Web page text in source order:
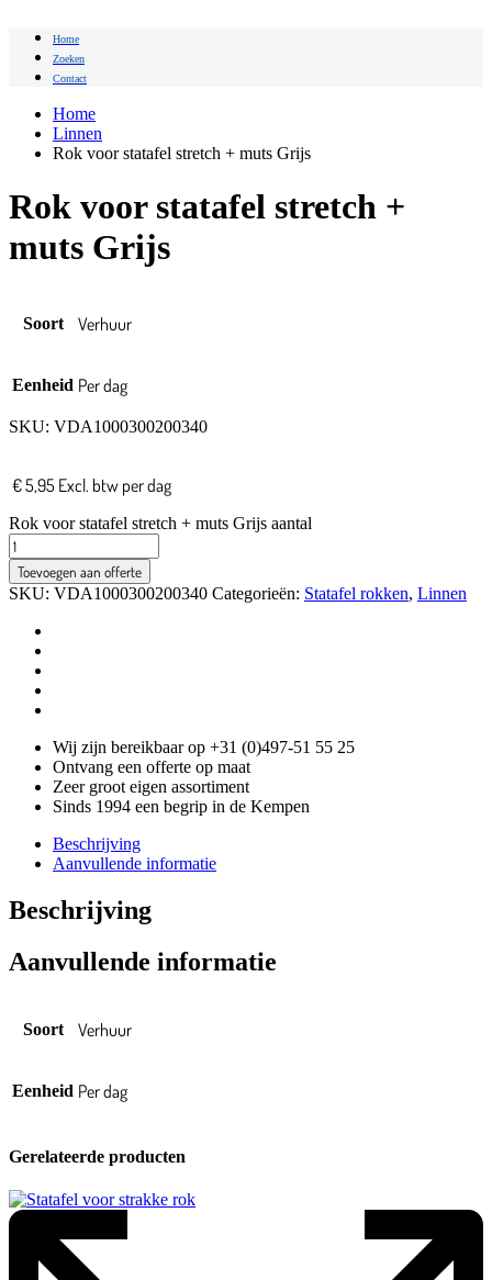
Home
Zoeken
Contact
Home
Linnen
Rok voor statafel stretch + muts Grijs
Rok voor statafel stretch +
muts Grijs
Soort Verhuur
Eenheid Per dag
SKU: VDA1000300200340
€5,95 Excl. btw per dag
Rok voor statafel stretch + muts Grijs aantal
Toevoegen aan offerte
SKU: VDA1000300200340 Categorieën: Statafel rokken, Linnen
Wij zijn bereikbaar op +31 (0)497-51 55 25
Ontvang een offerte op maat
Zeer groot eigen assortiment
Sinds 1994 een begrip in de Kempen
Beschrijving
Aanvullende informatie
Beschrijving
Aanvullende informatie
Soort Verhuur
Eenheid Per dag
Gerelateerde producten